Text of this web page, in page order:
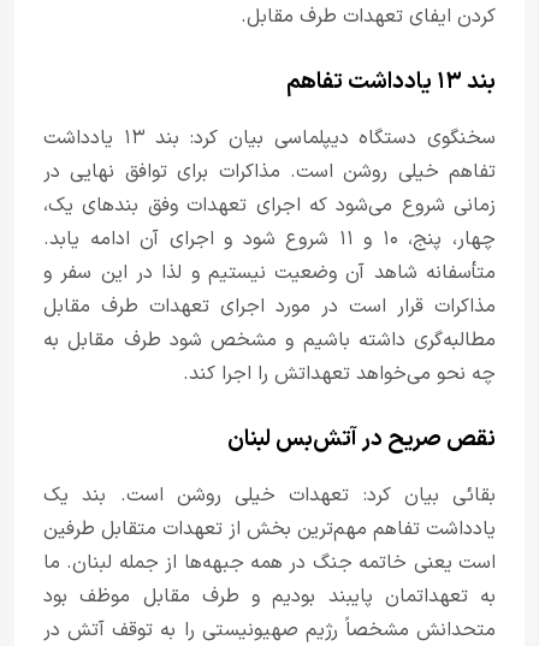
کردن ایفای تعهدات طرف مقابل.
بند ۱۳ یادداشت تفاهم
سخنگوی دستگاه دیپلماسی بیان کرد: بند ۱۳ یادداشت
تفاهم خیلی روشن است. مذاکرات برای توافق نهایی در
زمانی شروع می‌شود که اجرای تعهدات وفق بندهای یک،
چهار، پنج، ۱۰ و ۱۱ شروع شود و اجرای آن ادامه یابد.
متأسفانه شاهد آن وضعیت نیستیم و لذا در این سفر و
مذاکرات قرار است در مورد اجرای تعهدات طرف مقابل
مطالبه‌گری داشته باشیم و مشخص شود طرف مقابل به
چه نحو می‌خواهد تعهداتش را اجرا کند.
نقص صریح در آتش‌بس لبنان
بقائی بیان کرد: تعهدات خیلی روشن است. بند یک
یادداشت تفاهم مهم‌ترین بخش از تعهدات متقابل طرفین
است یعنی خاتمه جنگ در همه جبهه‌ها از جمله لبنان. ما
به تعهداتمان پایبند بودیم و طرف مقابل موظف بود
متحدانش مشخصاً رژیم صهیونیستی را به توقف آتش در